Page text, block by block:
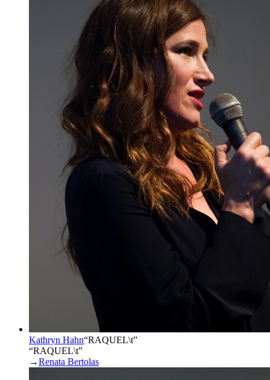
Kathryn Hahn“RAQUEL\t”
“RAQUEL\t”
→Renata Bertolas